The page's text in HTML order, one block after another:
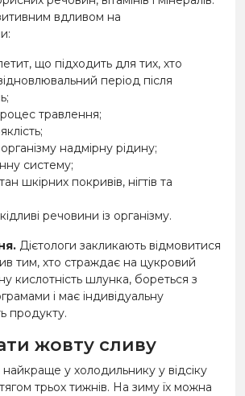
вдливом на
що підходить для тих, хто
період після
травлення;
надмірну рідину;
систему;
шкірних покривів, нігтів та
речовини із організму.
Дієтологи закликають відмовитися
тим, хто страждає на цукровий
кислотність шлунка, бореться з
і має індивідуальну
продукту.
жовту сливу
у холодильнику у відсіку
трьох тижнів. На зиму їх можна